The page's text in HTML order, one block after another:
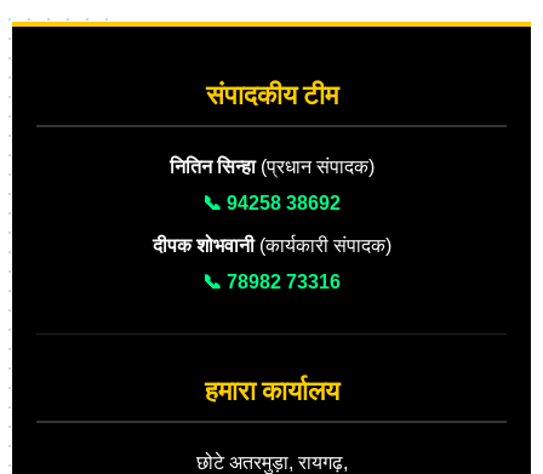
संपादकीय टीम
नितिन सिन्हा(प्रधान संपादक)
📞 94258 38692
दीपक शोभवानी(कार्यकारी संपादक)
📞 78982 73316
हमारा कार्यालय
छोटे अतरमुड़ा, रायगढ़,